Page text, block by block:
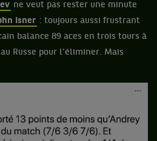
ne veut pas rester une minute
Isner : toujours aussi frustrant
balance 89 aces en trois tours à
Russe pour l’éliminer. Mais